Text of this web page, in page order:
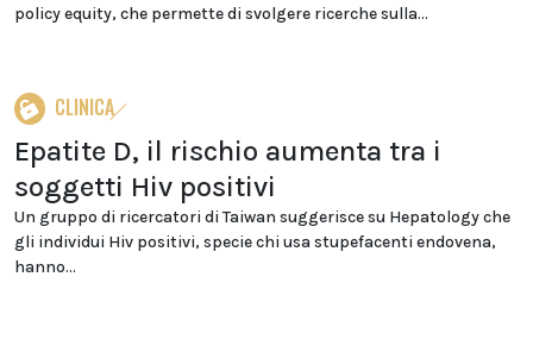
policy equity, che permette di svolgere ricerche sulla...
CLINICA
Epatite D, il rischio aumenta tra i
soggetti Hiv positivi
Un gruppo di ricercatori di Taiwan suggerisce su Hepatology che
gli individui Hiv positivi, specie chi usa stupefacenti endovena,
hanno...